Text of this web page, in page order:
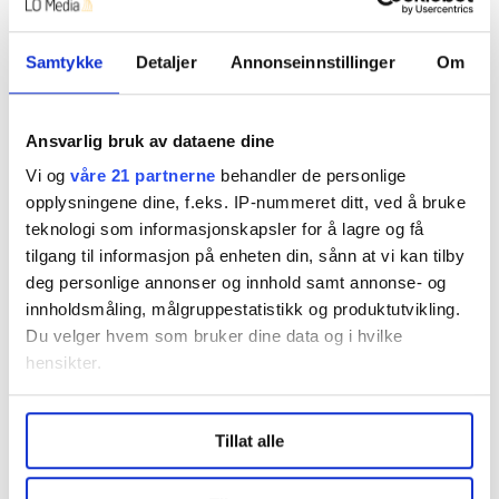
Samtykke Detaljer Annonseinnstillinger Om
Ansvarlig bruk av dataene dine
Vi og våre 21 partnerne behandler de personlige
opplysningene dine, f.eks. IP-nummeret ditt, ved å bruke
teknologi som informasjonskapsler for å lagre og få
tilgang til informasjon på enheten din, sånn at vi kan tilby
deg personlige annonser og innhold samt annonse- og
innholdsmåling, målgruppestatistikk og produktutvikling.
Du velger hvem som bruker dine data og i hvilke
hensikter.
Undermer infokan du lese om hvordan dine personlige
data behandles og hvordan du kan velge hvordan de skal
brukes. Du kan hele tiden endre eller trekke tilbake ditt
Tillat alle
335 millioner ekstra i Nav. Det vil bety lenger ventetid
– Høyre vil demontere Nav. Vi er opptatt av å fikse Nav,
Tonje Brenna mener budsjettet er gjenkjennelig
Høyre-politikk.
– Det er det Høyre vi kjenner igjen fra valgkampen:
Ikke én ny idé for å utvikle Norge eller løse problemer
for folk. Det blir dyrere å være fagorganisert, de aller
rikeste får store skattekutt, og flere vil få dyrere
barnehage, sier hun i en kommentar.
Utdrag fra Høyres alternative budsjett